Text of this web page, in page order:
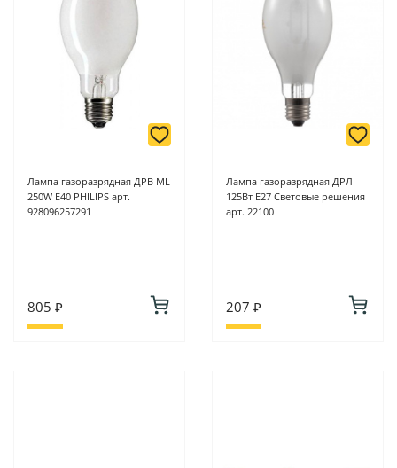
Лампа газоразрядная ДРВ ML
250W E40 PHILIPS арт.
928096257291
805 ₽
Лампа газоразрядная ДРЛ
125Вт Е27 Световые решения
арт. 22100
207 ₽